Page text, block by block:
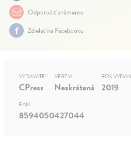
Odporučiť známemu
Zdielať na Facebooku
VYDAVATEĽ
CPress
VERZIA
Neskrátená
ROK
2019
EAN
8594050427044